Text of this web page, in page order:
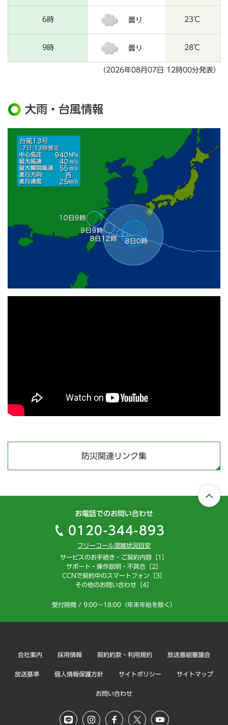
6時 曇り 23℃
9時 曇り 28℃
（2026年08月07日 12時00分発表）
大雨・台風情報
防災関連リンク集
お電話でのお問い合わせ
0120-344-893
フリーコール混雑状況目安
サービスのお手続き・ご契約内容［1］
サポート・操作説明・不具合［2］
CCNで契約中のスマートフォン［3］
その他のお問い合わせ［4］
受付時間 / 9:00～18:00（年末年始を除く）
会社案内 採用情報 契約約款・利用規約 放送番組審議会
放送基準 個人情報保護方針 サイトポリシー サイトマップ
お問い合わせ